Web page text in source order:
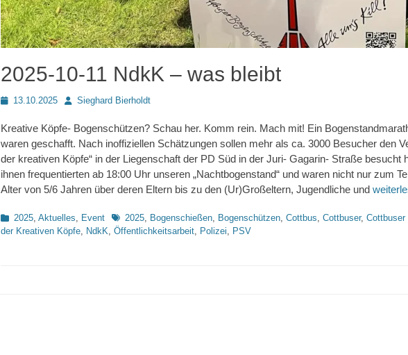
2025-10-11 NdkK – was bleibt
Posted13.10.2025 AutorSieghard Bierholdt
Kreative Köpfe- Bogenschützen? Schau her. Komm rein. Mach mit! Ein
waren geschafft. Nach inoffiziellen Schätzungen sollen mehr als ca. 3000 Besucher den
der kreativen Köpfe“ in der Liegenschaft der PD Süd in der Juri- Gagarin- Straße besucht
ihnen frequentierten ab 18:00 Uhr unseren „Nachtbogenstand“ und waren nicht nur zum
Alter von 5/6 Jahren über deren Eltern bis zu den (Ur)Großeltern, Jugendliche und
Kategorien
2025, Aktuelles, Event Schlagworte
2025, Bogenschießen, Bogenschützen, Cottbus, Cottbuser, Cottbuser
der Kreativen Köpfe, NdkK, Öffentlichkeitsarbeit, Polizei, PSV